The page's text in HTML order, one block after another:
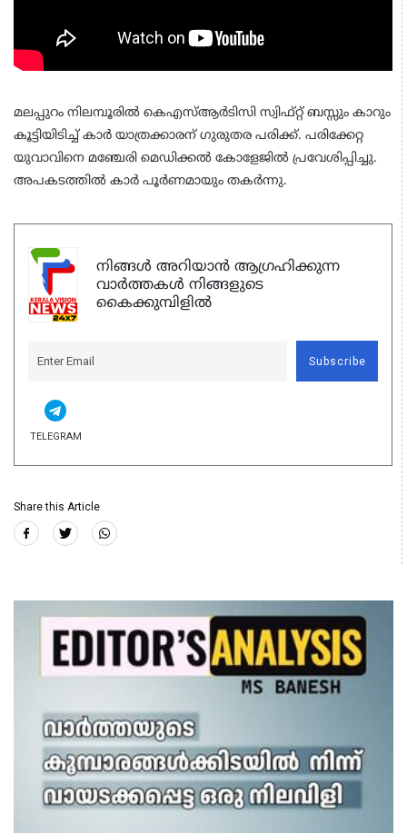
മലപ്പുറം നിലമ്പൂരിൽ കെഎസ്ആര്‍ടിസി സ്വിഫ്റ്റ് ബസ്സും കാറും
കൂട്ടിയിടിച്ച് കാര്‍ യാത്രക്കാരന് ഗുരുതര പരിക്ക്. പരിക്കേറ്റ
യുവാവിനെ മഞ്ചേരി മെഡിക്കല്‍ കോളേജില്‍ പ്രവേശിപ്പിച്ചു.
അപകടത്തിൽ കാർ പൂർണമായും തകർന്നു.
നിങ്ങൾ അറിയാൻ ആഗ്രഹിക്കുന്ന
വാർത്തകൾ നിങ്ങളുടെ
കൈക്കുമ്പിളിൽ
Subscribe
TELEGRAM
Share this Article